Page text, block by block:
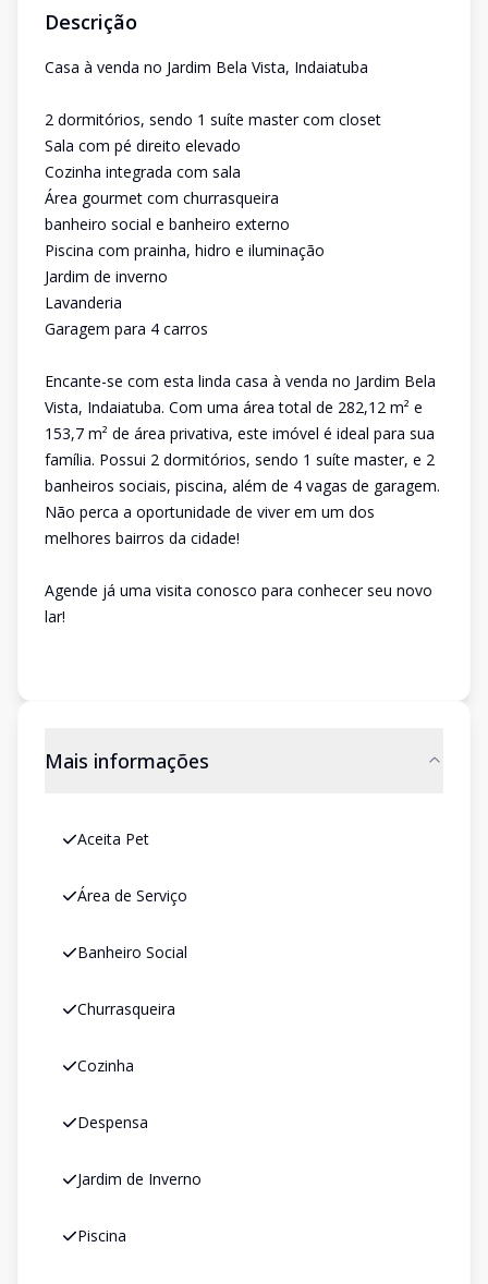
Descrição
Casa à venda no Jardim Bela Vista, Indaiatuba
2 dormitórios, sendo 1 suíte master com closet
Sala com pé direito elevado
Cozinha integrada com sala
Área gourmet com churrasqueira
banheiro social e banheiro externo
Piscina com prainha, hidro e iluminação
Jardim de inverno
Lavanderia
Garagem para 4 carros
Encante-se com esta linda casa à venda no Jardim Bela
Vista, Indaiatuba. Com uma área total de 282,12 m² e
153,7 m² de área privativa, este imóvel é ideal para sua
família. Possui 2 dormitórios, sendo 1 suíte master, e 2
banheiros sociais, piscina, além de 4 vagas de garagem.
Não perca a oportunidade de viver em um dos
melhores bairros da cidade!
Agende já uma visita conosco para conhecer seu novo
lar!
Mais informações
Aceita Pet
Área de Serviço
Banheiro Social
Churrasqueira
Cozinha
Despensa
Jardim de Inverno
Piscina